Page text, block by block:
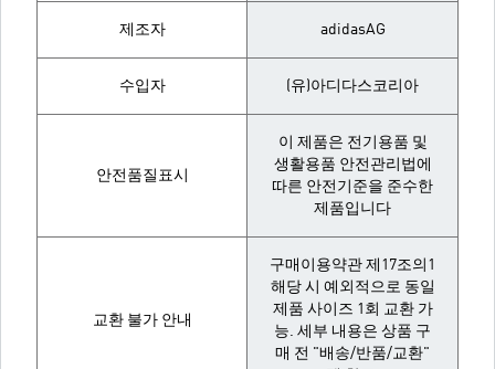
제조자 adidasAG
수입자 (유)아디다스코리아
안전품질표시
이 제품은 전기용품 및
생활용품 안전관리법에
따른 안전기준을 준수한
제품입니다
교환 불가 안내
구매이용약관 제17조의1
해당 시 예외적으로 동일
제품 사이즈 1회 교환 가
능. 세부 내용은 상품 구
매 전 "배송/반품/교환"